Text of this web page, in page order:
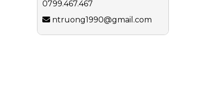
0799.467.467
ntruong1990@gmail.com